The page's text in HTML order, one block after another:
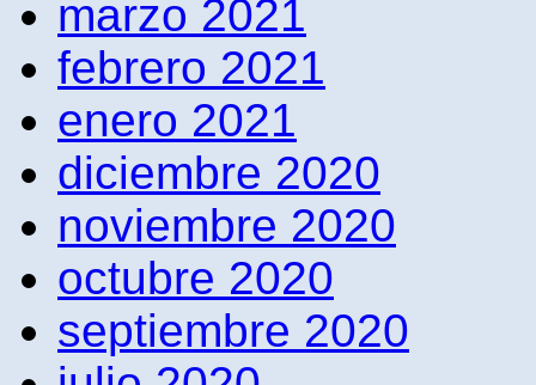
marzo 2021
febrero 2021
enero 2021
diciembre 2020
noviembre 2020
octubre 2020
septiembre 2020